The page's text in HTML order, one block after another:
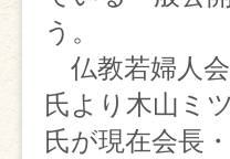
場 所 鹿児
対 象 小学
参加費 300
う。
仏教若婦人
氏より木山ミ
氏が現在会長